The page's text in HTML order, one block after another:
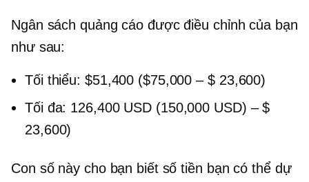
Ngân sách quảng cáo được điều chỉnh của bạn
như sau:
Tối thiểu: $51,400 ($75,000–$ 23,600)
Tối đa: 126,400 USD (150,000 USD) –$
23,600)
Con số này cho bạn biết số tiền bạn có thể dự